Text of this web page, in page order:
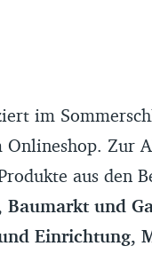
im
Zur
aus den
Baumarkt und
Einrichtung,